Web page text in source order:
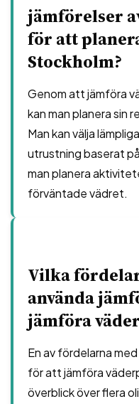
jämförelser
för att
Stockholm?
Genom att jämföra
kan man planera sin
Man kan välja
utrustning baserat
man planera
förväntade vädret.
Vilka
använda
jämföra
En av fördelarna
för att jämföra
överblick över flera